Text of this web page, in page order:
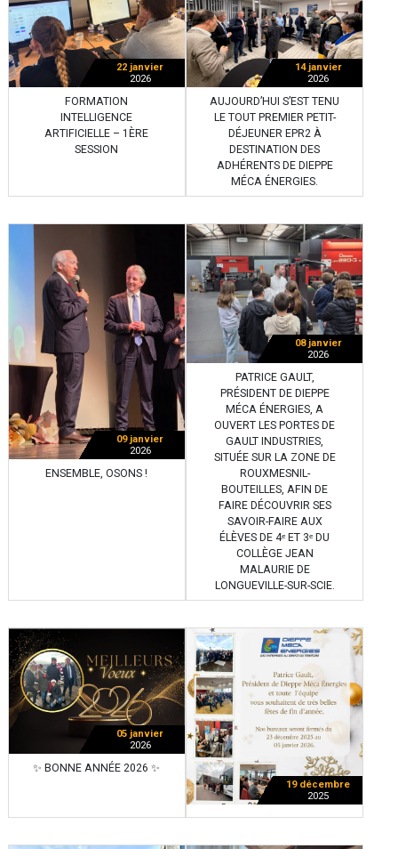
22 janvier
2026
FORMATION
INTELLIGENCE
ARTIFICIELLE – 1ÈRE
SESSION
14 janvier
2026
AUJOURD’HUI S’EST TENU
LE TOUT PREMIER PETIT-
DÉJEUNER EPR2 À
DESTINATION DES
ADHÉRENTS DE DIEPPE
MÉCA ÉNERGIES.
09 janvier
2026
ENSEMBLE, OSONS !
08 janvier
2026
PATRICE GAULT,
PRÉSIDENT DE DIEPPE
MÉCA ÉNERGIES, A
OUVERT LES PORTES DE
GAULT INDUSTRIES,
SITUÉE SUR LA ZONE DE
ROUXMESNIL-
BOUTEILLES, AFIN DE
FAIRE DÉCOUVRIR SES
SAVOIR-FAIRE AUX
ÉLÈVES DE 4ᵉ ET 3ᵉ DU
COLLÈGE JEAN
MALAURIE DE
LONGUEVILLE-SUR-SCIE.
05 janvier
2026
✨ BONNE ANNÉE 2026 ✨
19 décembre
2025